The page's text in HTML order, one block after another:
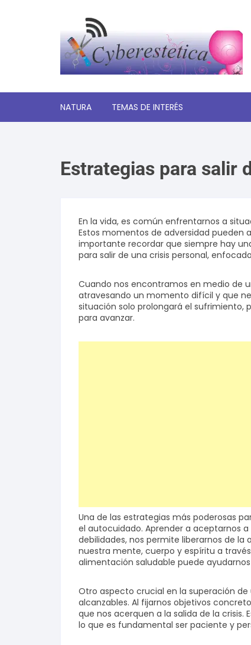
NATURA TEMAS DE INTERÉS
Autoayuda y desarrollo
personal
Tecnologia
Estética
Salud y bienestar
Finanzas
Estrategias para salir
En la vida, es común enfrentarnos a
Estos momentos de adversidad pueden
importante recordar que siempre hay
para salir de una crisis personal,
Cuando nos encontramos en medio de
atravesando un momento difícil y que
situación solo prolongará el sufrimiento,
para avanzar.
Una de las estrategias más poderosas
el autocuidado. Aprender a aceptarnos
debilidades, nos permite liberarnos de
nuestra mente, cuerpo y espíritu a
alimentación saludable puede
Otro aspecto crucial en la superación
alcanzables. Al fijarnos objetivos
que nos acerquen a la salida de la
lo que es fundamental ser paciente y